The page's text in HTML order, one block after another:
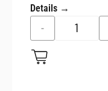
Details →
-